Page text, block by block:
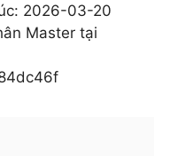
2026-03-20
Master tại